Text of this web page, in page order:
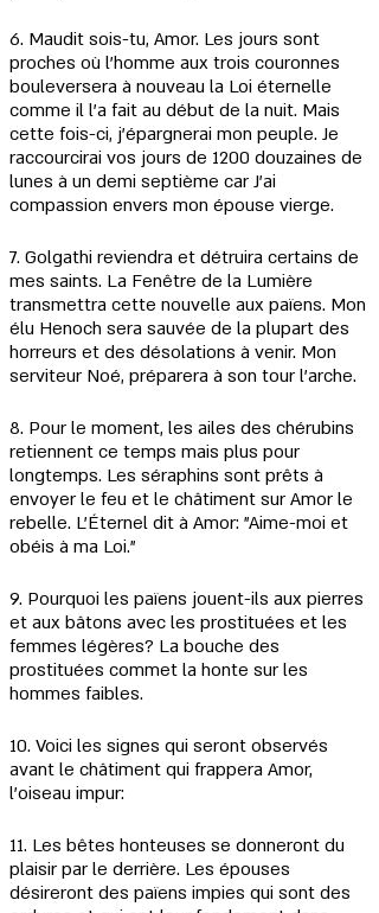
6. Maudit sois-tu, Amor. Les jours sont
proches où l'homme aux trois couronnes
bouleversera à nouveau la Loi éternelle
comme il l'a fait au début de la nuit. Mais
cette fois-ci, j'épargnerai mon peuple. Je
raccourcirai vos jours de 1200 douzaines de
lunes à un demi septième car J'ai
compassion envers mon épouse vierge.
7. Golgathi reviendra et détruira certains de
mes saints. La Fenêtre de la Lumière
transmettra cette nouvelle aux païens. Mon
élu Henoch sera sauvée de la plupart des
horreurs et des désolations à venir. Mon
serviteur Noé, préparera à son tour l'arche.
8. Pour le moment, les ailes des chérubins
retiennent ce temps mais plus pour
longtemps. Les séraphins sont prêts à
envoyer le feu et le châtiment sur Amor le
rebelle. L'Éternel dit à Amor: "Aime-moi et
obéis à ma Loi."
9. Pourquoi les païens jouent-ils aux pierres
et aux bâtons avec les prostituées et les
femmes légères? La bouche des
prostituées commet la honte sur les
hommes faibles.
10. Voici les signes qui seront observés
avant le châtiment qui frappera Amor,
l'oiseau impur:
11. Les bêtes honteuses se donneront du
plaisir par le derrière. Les épouses
désireront des païens impies qui sont des